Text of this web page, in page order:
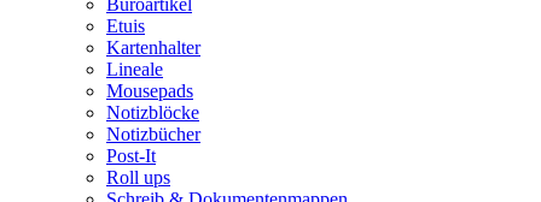
Büroartikel
Etuis
Kartenhalter
Lineale
Mousepads
Notizblöcke
Notizbücher
Post-It
Roll ups